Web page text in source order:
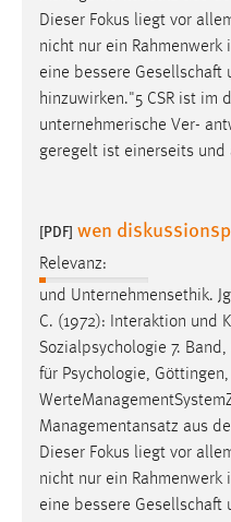
Dieser Fokus liegt vor
nicht nur ein
eine bessere
hinzuwirken."5 CSR ist im
unternehmerische Ver-
geregelt ist einerseits und
[PDF] wen
Relevanz:
und Unternehmensethik.
C. (1972): Interaktion und
Sozialpsychologie 7. Band,
für Psychologie,
Managementansatz aus
Dieser Fokus liegt vor
nicht nur ein
eine bessere